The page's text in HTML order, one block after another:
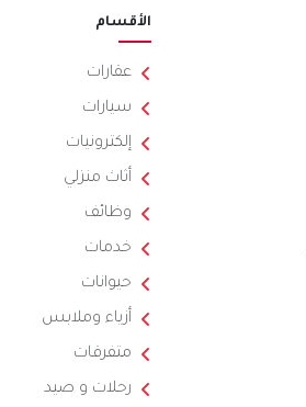
الأقسام
عقارات
سيارات
إلكترونيات
أثاث منزلي
وظائف
خدمات
حيوانات
أزياء وملابس
متفرقات
رحلات و صيد